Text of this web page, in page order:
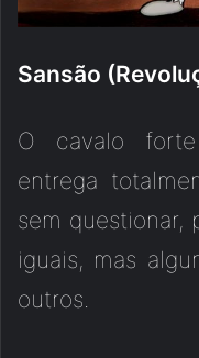
Sansão
O cavalo
entrega
sem questionar,
iguais, mas
outros.